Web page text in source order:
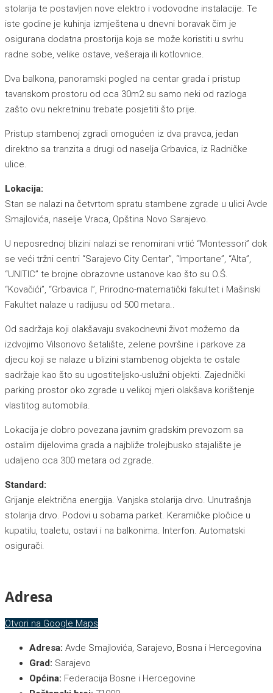
stolarija te postavljen nove elektro i vodovodne instalacije. Te
iste godine je kuhinja izmještena u dnevni boravak čim je
osigurana dodatna prostorija koja se može koristiti u svrhu
radne sobe, velike ostave, vešeraja ili kotlovnice.
Dva balkona, panoramski pogled na centar grada i pristup
tavanskom prostoru od cca 30m2 su samo neki od razloga
zašto ovu nekretninu trebate posjetiti što prije.
Pristup stambenoj zgradi omogućen iz dva pravca, jedan
direktno sa tranzita a drugi od naselja Grbavica, iz Radničke
ulice.
Lokacija:
Stan se nalazi na četvrtom spratu stambene zgrade u ulici Avde
Smajlovića, naselje Vraca, Opština Novo Sarajevo.
U neposrednoj blizini nalazi se renomirani vrtić “Montessori” dok
se veći tržni centri “Sarajevo City Centar”, “Importane”, “Alta”,
“UNITIC” te brojne obrazovne ustanove kao što su O.Š.
“Kovačići”, “Grbavica I”, Prirodno-matematički fakultet i Mašinski
Fakultet nalaze u radijusu od 500 metara..
Od sadržaja koji olakšavaju svakodnevni život možemo da
izdvojimo Vilsonovo šetalište, zelene površine i parkove za
djecu koji se nalaze u blizini stambenog objekta te ostale
sadržaje kao što su ugostiteljsko-uslužni objekti. Zajednički
parking prostor oko zgrade u velikoj mjeri olakšava korištenje
vlastitog automobila.
Lokacija je dobro povezana javnim gradskim prevozom sa
ostalim dijelovima grada a najbliže trolejbusko stajalište je
udaljeno cca 300 metara od zgrade.
Standard:
Grijanje električna energija. Vanjska stolarija drvo. Unutrašnja
stolarija drvo. Podovi u sobama parket. Keramičke pločice u
kupatilu, toaletu, ostavi i na balkonima. Interfon. Automatski
osigurači.
Adresa
Otvori na Google Maps
Adresa: Avde Smajlovića, Sarajevo, Bosna i Hercegovina
Grad: Sarajevo
Općina: Federacija Bosne i Hercegovine